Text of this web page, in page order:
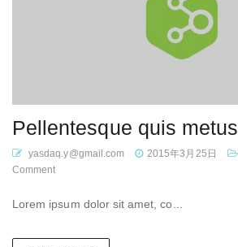
Pellentesque quis metus
yasdaq.y@gmail.com 2015年3月25日
Comment
Lorem ipsum dolor sit amet, co...